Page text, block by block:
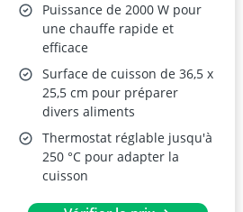
Puissance de 2000 W pour
une chauffe rapide et
efficace
Surface de cuisson de 36,5 x
25,5 cm pour préparer
divers aliments
Thermostat réglable jusqu'à
250 °C pour adapter la
cuisson